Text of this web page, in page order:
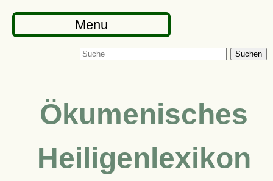
Menu
Suchen
Ökumenisches
Heiligenlexikon